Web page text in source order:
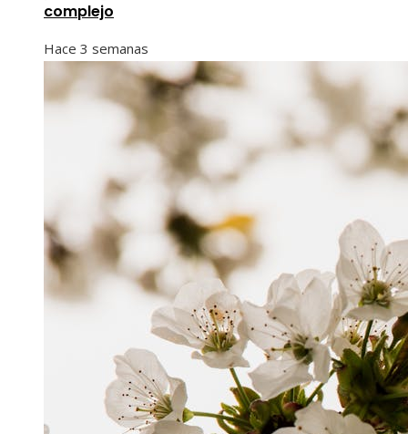
complejo
Hace 3 semanas